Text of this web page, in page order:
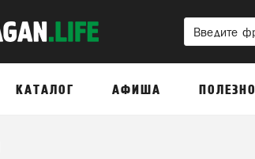
КАТАЛОГ АФИША ПОЛЕЗНО